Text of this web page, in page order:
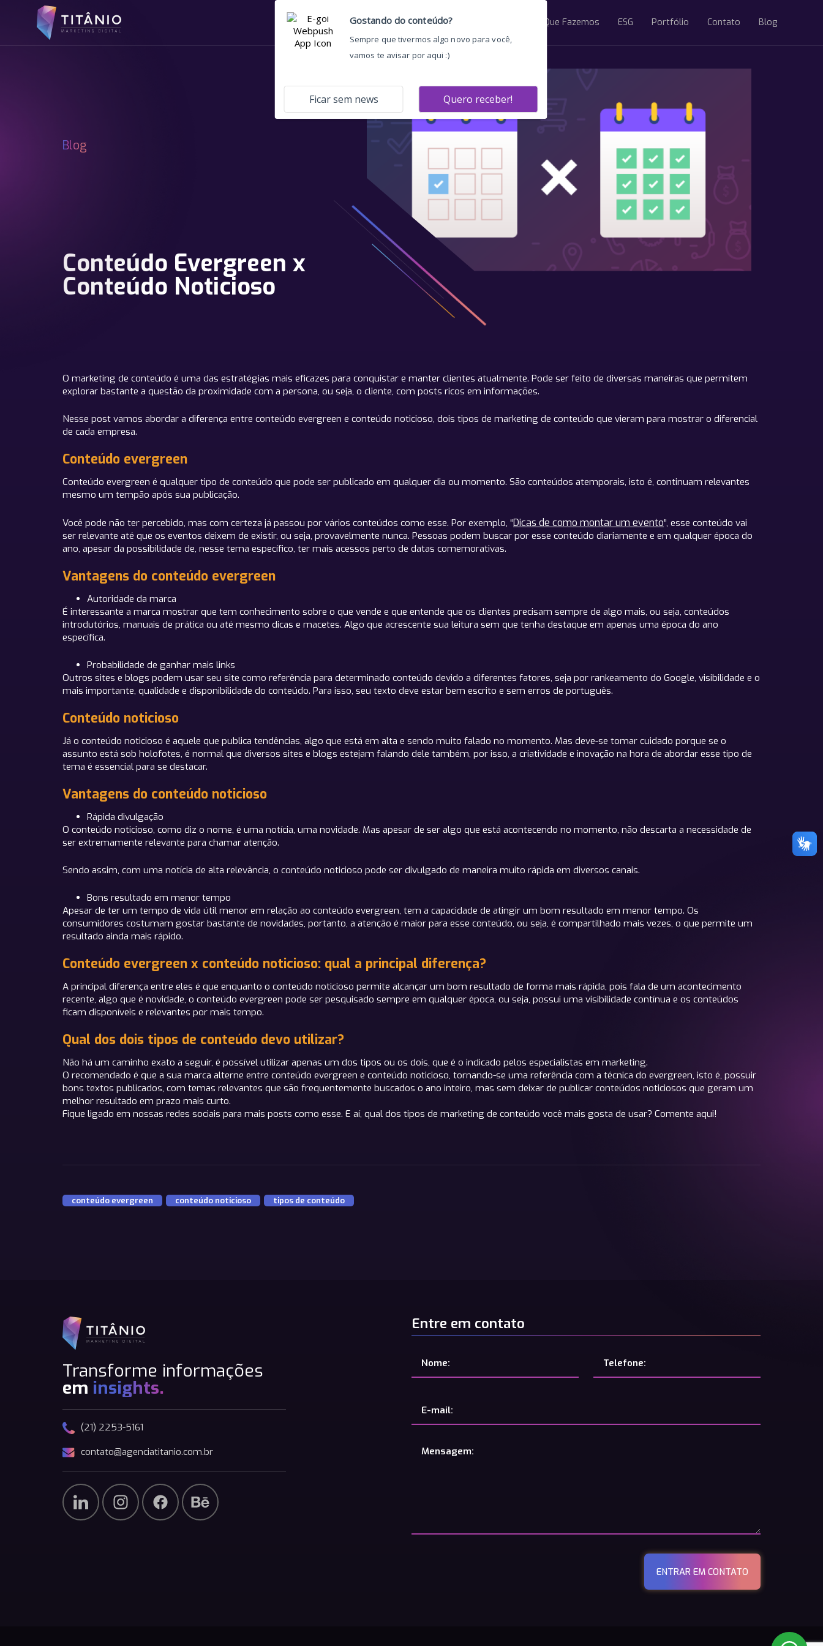
Home O Que Fazemos ESG Portfólio Contato Blog
Blog
Conteúdo Evergreen x
Conteúdo Noticioso
O marketing de conteúdo é uma das estratégias mais eficazes para conquistar e manter clientes atualmente. Pode ser feito de diversas maneiras que permitem
explorar bastante a questão da proximidade com a persona, ou seja, o cliente, com posts ricos em informações.
Nesse post vamos abordar a diferença entre conteúdo evergreen e conteúdo noticioso, dois tipos de marketing de conteúdo que vieram para mostrar o diferencial
de cada empresa.
Conteúdo evergreen
Conteúdo evergreen é qualquer tipo de conteúdo que pode ser publicado em qualquer dia ou momento. São conteúdos atemporais, isto é, continuam relevantes
mesmo um tempão após sua publicação.
Você pode não ter percebido, mas com certeza já passou por vários conteúdos como esse. Por exemplo, “Dicas de como montar um evento”, esse conteúdo vai
ser relevante até que os eventos deixem de existir, ou seja, provavelmente nunca. Pessoas podem buscar por esse conteúdo diariamente e em qualquer época do
ano, apesar da possibilidade de, nesse tema específico, ter mais acessos perto de datas comemorativas.
Vantagens do conteúdo evergreen
Autoridade da marca
É interessante a marca mostrar que tem conhecimento sobre o que vende e que entende que os clientes precisam sempre de algo mais, ou seja, conteúdos
introdutórios, manuais de prática ou até mesmo dicas e macetes. Algo que acrescente sua leitura sem que tenha destaque em apenas uma época do ano
específica.
Probabilidade de ganhar mais links
Outros sites e blogs podem usar seu site como referência para determinado conteúdo devido a diferentes fatores, seja por rankeamento do Google, visibilidade e o
mais importante, qualidade e disponibilidade do conteúdo. Para isso, seu texto deve estar bem escrito e sem erros de português.
Conteúdo noticioso
Já o conteúdo noticioso é aquele que publica tendências, algo que está em alta e sendo muito falado no momento. Mas deve-se tomar cuidado porque se o
assunto está sob holofotes, é normal que diversos sites e blogs estejam falando dele também, por isso, a criatividade e inovação na hora de abordar esse tipo de
tema é essencial para se destacar.
Vantagens do conteúdo noticioso
Rápida divulgação
O conteúdo noticioso, como diz o nome, é uma notícia, uma novidade. Mas apesar de ser algo que está acontecendo no momento, não descarta a necessidade de
ser extremamente relevante para chamar atenção.
Sendo assim, com uma notícia de alta relevância, o conteúdo noticioso pode ser divulgado de maneira muito rápida em diversos canais.
Bons resultado em menor tempo
Apesar de ter um tempo de vida útil menor em relação ao conteúdo evergreen, tem a capacidade de atingir um bom resultado em menor tempo. Os
consumidores costumam gostar bastante de novidades, portanto, a atenção é maior para esse conteúdo, ou seja, é compartilhado mais vezes, o que permite um
resultado ainda mais rápido.
Conteúdo evergreen x conteúdo noticioso: qual a principal diferença?
A principal diferença entre eles é que enquanto o conteúdo noticioso permite alcançar um bom resultado de forma mais rápida, pois fala de um acontecimento
recente, algo que é novidade, o conteúdo evergreen pode ser pesquisado sempre em qualquer época, ou seja, possui uma visibilidade contínua e os conteúdos
ficam disponíveis e relevantes por mais tempo.
Qual dos dois tipos de conteúdo devo utilizar?
Não há um caminho exato a seguir, é possível utilizar apenas um dos tipos ou os dois, que é o indicado pelos especialistas em marketing.
O recomendado é que a sua marca alterne entre conteúdo evergreen e conteúdo noticioso, tornando-se uma referência com a técnica do evergreen, isto é, possuir
bons textos publicados, com temas relevantes que são frequentemente buscados o ano inteiro, mas sem deixar de publicar conteúdos noticiosos que geram um
melhor resultado em prazo mais curto.
Fique ligado em nossas redes sociais para mais posts como esse. E aí, qual dos tipos de marketing de conteúdo você mais gosta de usar? Comente aqui!
conteúdo evergreen conteúdo noticioso tipos de conteúdo
Transforme informações
em insights.
(21) 2253-5161
contato@agenciatitanio.com.br
Entre em contato
ENTRAR EM CONTATO